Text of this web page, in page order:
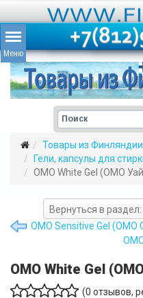
Товары из Финляндии
Гели, капсулы для
OMO White Gel (ОМО
Вернуться в
OMO Sensitive Gel (ОМО
OMO White Gel
(0 отзывов,